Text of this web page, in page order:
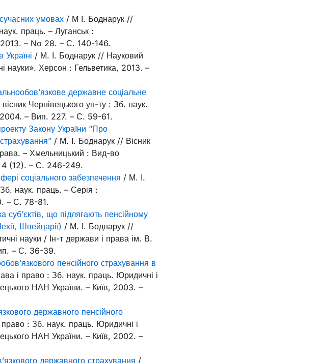
умовах / М І. Боднарук //
праць. – Луганськ :
2013. – No 28. – С. 140-146.
/ М. І. Боднарук // Науковий
науки». Херсон : Гельветика, 2013. –
державне соціальне
Чернівецького ун-ту : Зб. наук.
2004. – Вип. 227. – С. 59-61.
Закону України “Про
/ М. І. Боднарук // Вісник
– Хмельницький : Вид-во
4 (12). – С. 246-249.
соціального забезпечення / М. І.
наук. праць. – Серія :
– С. 78-81.
суб’єктів, що підлягають пенсійному
Швейцарії) / М. І. Боднарук //
науки / Ін-т держави і права ім. В.
– С. 36-39.
пенсійного страхування в
і право : Зб. наук. праць. Юридичні і
НАН України. – Київ, 2003. –
державного пенсійного
: Зб. наук. праць. Юридичні і
НАН України. – Київ, 2002. –
державного страхування /